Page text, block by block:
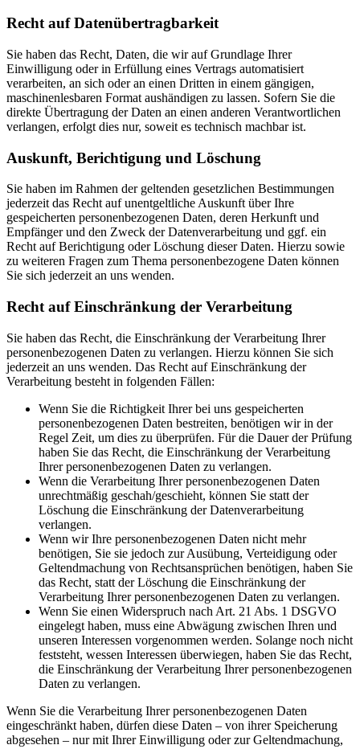
Recht auf Daten­übertrag­barkeit
Sie haben das Recht, Daten, die wir auf Grundlage Ihrer
Einwilligung oder in Erfüllung eines Vertrags automatisiert
verarbeiten, an sich oder an einen Dritten in einem gängigen,
maschinenlesbaren Format aushändigen zu lassen. Sofern Sie die
direkte Übertragung der Daten an einen anderen Verantwortlichen
verlangen, erfolgt dies nur, soweit es technisch machbar ist.
Auskunft, Berichtigung und Löschung
Sie haben im Rahmen der geltenden gesetzlichen Bestimmungen
jederzeit das Recht auf unentgeltliche Auskunft über Ihre
gespeicherten personenbezogenen Daten, deren Herkunft und
Empfänger und den Zweck der Datenverarbeitung und ggf. ein
Recht auf Berichtigung oder Löschung dieser Daten. Hierzu sowie
zu weiteren Fragen zum Thema personenbezogene Daten können
Sie sich jederzeit an uns wenden.
Recht auf Einschränkung der Verarbeitung
Sie haben das Recht, die Einschränkung der Verarbeitung Ihrer
personenbezogenen Daten zu verlangen. Hierzu können Sie sich
jederzeit an uns wenden. Das Recht auf Einschränkung der
Verarbeitung besteht in folgenden Fällen:
Wenn Sie die Richtigkeit Ihrer bei uns gespeicherten
personenbezogenen Daten bestreiten, benötigen wir in der
Regel Zeit, um dies zu überprüfen. Für die Dauer der Prüfung
haben Sie das Recht, die Einschränkung der Verarbeitung
Ihrer personenbezogenen Daten zu verlangen.
Wenn die Verarbeitung Ihrer personenbezogenen Daten
unrechtmäßig geschah/geschieht, können Sie statt der
Löschung die Einschränkung der Datenverarbeitung
verlangen.
Wenn wir Ihre personenbezogenen Daten nicht mehr
benötigen, Sie sie jedoch zur Ausübung, Verteidigung oder
Geltendmachung von Rechtsansprüchen benötigen, haben Sie
das Recht, statt der Löschung die Einschränkung der
Verarbeitung Ihrer personenbezogenen Daten zu verlangen.
Wenn Sie einen Widerspruch nach Art. 21 Abs. 1 DSGVO
eingelegt haben, muss eine Abwägung zwischen Ihren und
unseren Interessen vorgenommen werden. Solange noch nicht
feststeht, wessen Interessen überwiegen, haben Sie das Recht,
die Einschränkung der Verarbeitung Ihrer personenbezogenen
Daten zu verlangen.
Wenn Sie die Verarbeitung Ihrer personenbezogenen Daten
eingeschränkt haben, dürfen diese Daten – von ihrer Speicherung
abgesehen – nur mit Ihrer Einwilligung oder zur Geltendmachung,